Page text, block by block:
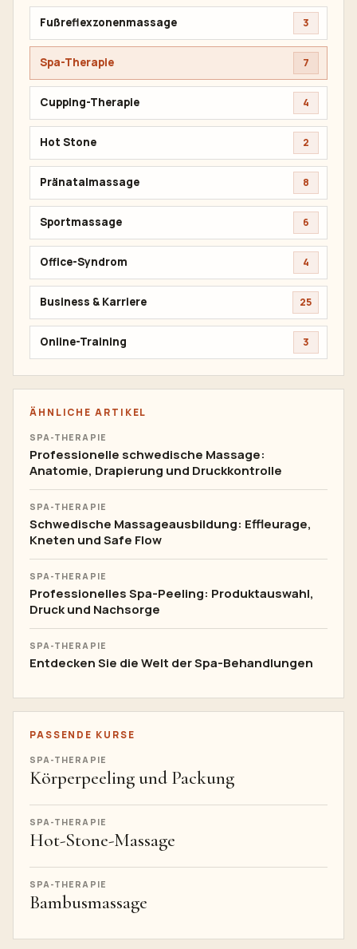
Fußreflexzonenmassage 3
Spa-Therapie 7
Cupping-Therapie 4
Hot Stone 2
Pränatalmassage 8
Sportmassage 6
Office-Syndrom 4
Business & Karriere 25
Online-Training 3
ÄHNLICHE ARTIKEL
SPA-THERAPIE
Professionelle schwedische Massage:
Anatomie, Drapierung und Druckkontrolle
SPA-THERAPIE
Schwedische Massageausbildung: Effleurage,
Kneten und Safe Flow
SPA-THERAPIE
Professionelles Spa-Peeling: Produktauswahl,
Druck und Nachsorge
SPA-THERAPIE
Entdecken Sie die Welt der Spa-Behandlungen
PASSENDE KURSE
SPA-THERAPIE
Körperpeeling und Packung
SPA-THERAPIE
Hot-Stone-Massage
SPA-THERAPIE
Bambusmassage